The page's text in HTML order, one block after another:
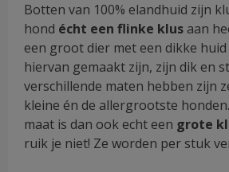
Botten van 100% elandhuid zijn
hond écht een flinke klus aan
een groot dier met een dikke
hiervan gemaakt zijn, zijn dik en
verschillende maten hebben zijn
kleine én de allergrootste
maat is dan ook echt een grote
ruik je niet! Ze worden per stuk